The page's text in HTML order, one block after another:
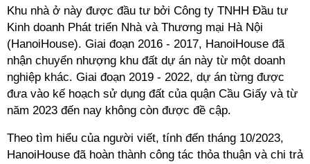
Khu nhà ở này được đầu tư bởi Công ty TNHH Đầu tư
Kinh doanh Phát triển Nhà và Thương mại Hà Nội
(HanoiHouse). Giai đoạn 2016 - 2017, HanoiHouse đã
nhận chuyển nhượng khu đất dự án này từ một doanh
nghiệp khác. Giai đoạn 2019 - 2022, dự án từng được
đưa vào kế hoạch sử dụng đất của quận Cầu Giấy và từ
năm 2023 đến nay không còn được đề cập.
Theo tìm hiểu của người viết, tính đến tháng 10/2023,
HanoiHouse đã hoàn thành công tác thỏa thuận và chi trả